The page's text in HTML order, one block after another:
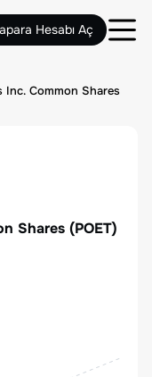
Hesabı Aç
Inc. Common Shares
Shares (POET)